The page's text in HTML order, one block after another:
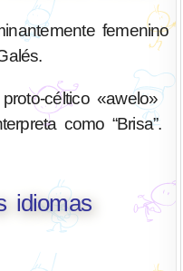
femenino
céltico «awelo»
como “Brisa”.
idiomas